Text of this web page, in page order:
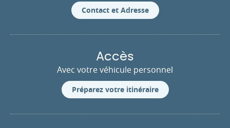
Contact et Adresse
Accès
Avec votre véhicule personnel
Préparez votre itinéraire